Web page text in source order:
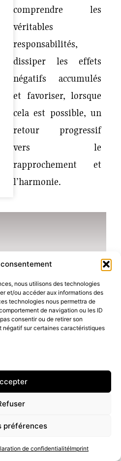
nous utilisons des technologies
et/ou accéder aux informations des
technologies nous permettra de
de navigation ou les ID
consentir ou de retirer son
sur certaines caractéristiques
préférences
de confidentialitéImprint
comprendre les
véritables
responsabilités,
dissiper les effets
négatifs accumulés
et favoriser, lorsque
cela est possible, un
retour progressif
vers le
rapprochement et
l’harmonie.
?
Évaluer la
situation avant
👉Mais qu’en est-
il aujourd’hui de
l’être aimé ?
👉Depuis la
rupture, sa